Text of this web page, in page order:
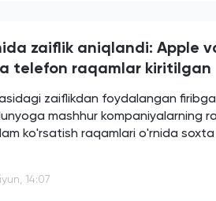
zaiflik aniqlandi: Apple
telefon raqamlar kiritilgan
zaiflikdan foydalangan
mashhur kompaniyalarning
ko'rsatish raqamlari o'rnida
14:07